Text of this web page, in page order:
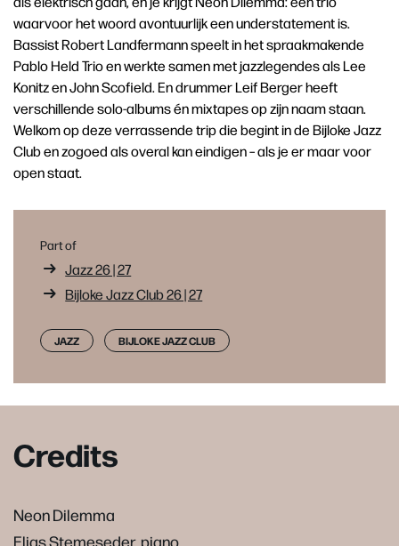
waarvoor het woord avontuurlijk een understatement is.
Bassist Robert Landfermann speelt in het spraakmakende
Pablo Held Trio en werkte samen met jazzlegendes als Lee
Konitz en John Scofield. En drummer Leif Berger heeft
verschillende solo-albums én mixtapes op zijn naam staan.
Welkom op deze verrassende trip die begint in de Bijloke Jazz
Club en zogoed als overal kan eindigen – als je er maar voor
open staat.
Part of
Jazz 26 | 27
Bijloke Jazz Club 26 | 27
JAZZ BIJLOKE JAZZ CLUB
Credits
Neon Dilemma
Elias Stemeseder, piano